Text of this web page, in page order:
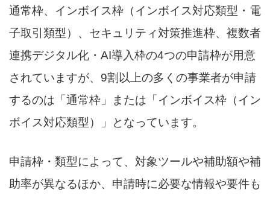
通常枠、インボイス枠（インボイス対応類型・電
子取引類型）、セキュリティ対策推進枠、複数者
連携デジタル化・AI導入枠の4つの申請枠が用意
されていますが、9割以上の多くの事業者が申請
するのは「通常枠」または「インボイス枠（イン
ボイス対応類型）」となっています。
申請枠・類型によって、対象ツールや補助額や補
助率が異なるほか、申請時に必要な情報や要件も